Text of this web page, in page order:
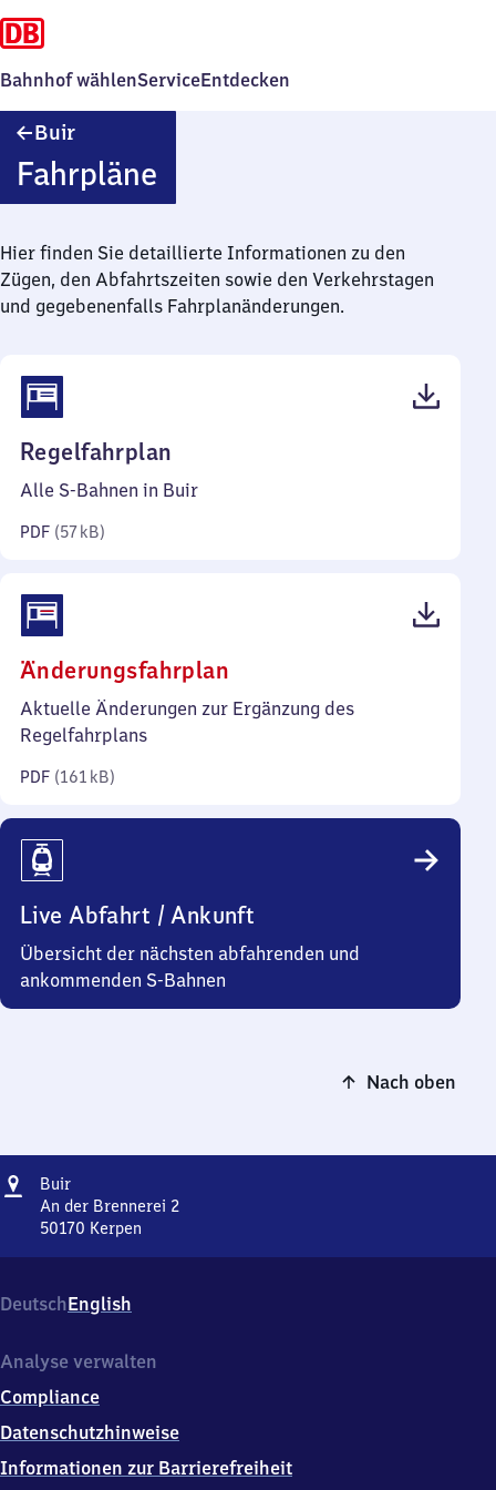
Bahnhof wählenServiceEntdecken
Buir
Fahrpläne
Hier finden Sie detaillierte Informationen zu den
Zügen, den Abfahrtszeiten sowie den Verkehrstagen
und gegebenenfalls Fahrplanänderungen.
Regelfahrplan
57
Alle S-Bahnen in Buir
PDF (57 kB)
Änderungsfahrplan
161
Aktuelle Änderungen zur Ergänzung des
Regelfahrplans
PDF (161 kB)
Live Abfahrt / Ankunft
Übersicht der nächsten abfahrenden und
ankommenden S-Bahnen
Nach oben
Adresse
BuirBuir
An der Brennerei 2
50170 Kerpen
der
Brennerei
5
1
7
Kerpen
DeutschEnglish
Analyse verwalten
Compliance
Datenschutzhinweise
Informationen zur Barrierefreiheit